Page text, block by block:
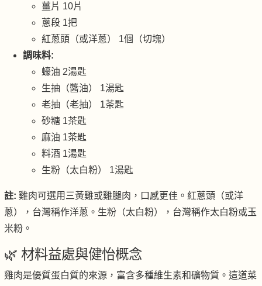
薑片 10片
蔥段 1把
紅蔥頭（或洋蔥） 1個（切塊）
調味料:
蠔油 2湯匙
生抽（醬油） 1湯匙
老抽（老抽） 1茶匙
砂糖 1茶匙
麻油 1茶匙
料酒 1湯匙
生粉（太白粉） 1湯匙
註: 雞肉可選用三黃雞或雞腿肉，口感更佳。紅蔥頭（或洋
蔥），台灣稱作洋蔥。生粉（太白粉），台灣稱作太白粉或玉
米粉。
🌿 材料益處與健怡概念
雞肉是優質蛋白質的來源，富含多種維生素和礦物質。這道菜